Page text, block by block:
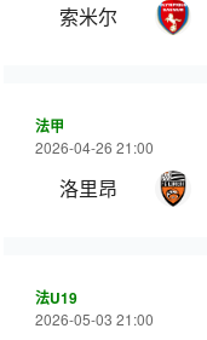
索米尔
法甲
2026-04-26 21:00
洛里昂
法U19
2026-05-03 21:00